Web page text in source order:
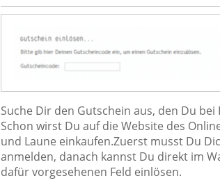
Suche Dir den Gutschein aus, den Du
Schon wirst Du auf die Website des
und Laune einkaufen.Zuerst musst Du
anmelden, danach kannst Du direkt im
dafür vorgesehenen Feld einlösen.